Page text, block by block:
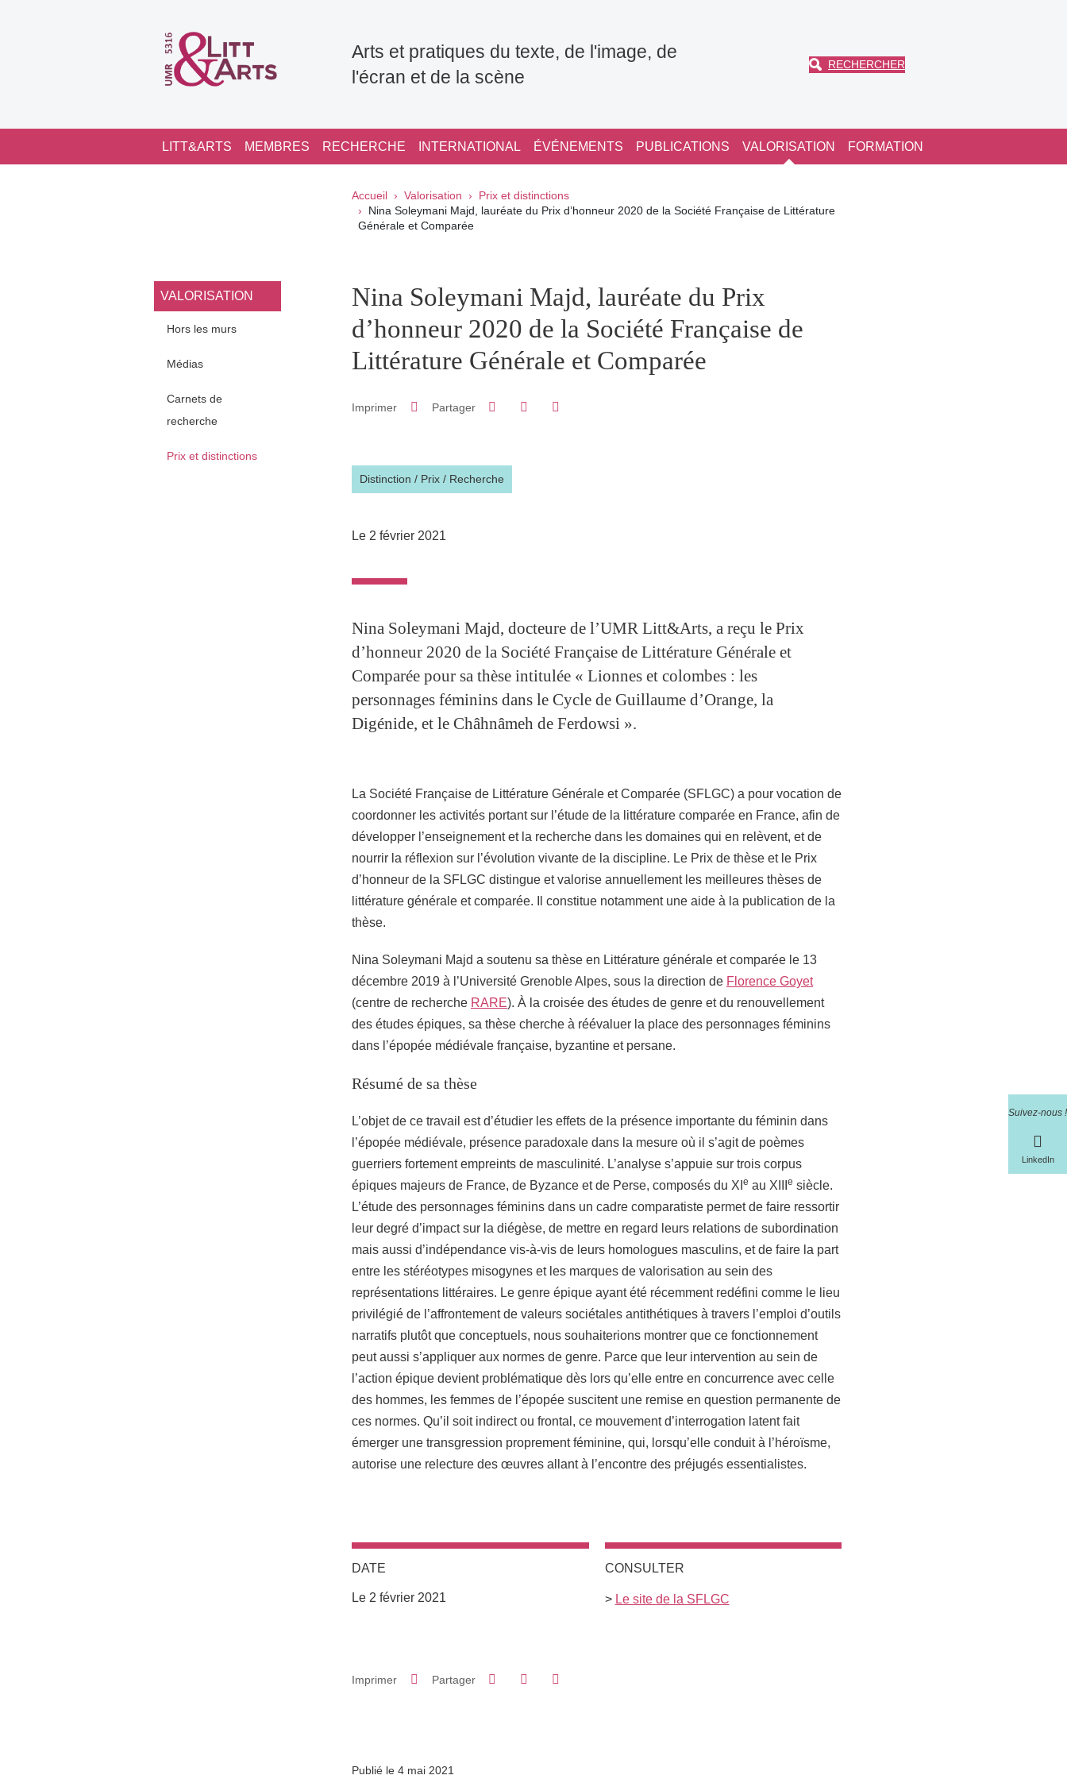
Suivez-nous !
LinkedIn
Arts et pratiques du texte, de l'image, de
l'écran et de la scène
RECHERCHER
Navigation principale
LITT&ARTS MEMBRES RECHERCHE INTERNATIONAL ÉVÉNEMENTS PUBLICATIONS VALORISATION FORMATION
Fil d'Ariane
Accueil Valorisation
Prix et distinctions
Nina Soleymani Majd, lauréate du Prix d’honneur 2020 de la Société Française de Littérature
Générale et Comparée
Navigation principale Sidebar
VALORISATION
Hors les murs
Médias
Carnets de
recherche
Prix et distinctions
Nina Soleymani Majd, lauréate du Prix
d’honneur 2020 de la Société Française de
Littérature Générale et Comparée
Imprimer Partager Partager sur Facebook
Partager sur LinkedIn
Distinction / Prix/ Recherche
Le 2 février 2021
Nina Soleymani Majd, docteure de l’UMR Litt&Arts, a reçu le Prix
d’honneur 2020 de la Société Française de Littérature Générale et
Comparée pour sa thèse intitulée « Lionnes et colombes : les
personnages féminins dans le Cycle de Guillaume d’Orange, la
Digénide, et le Châhnâmeh de Ferdowsi ».
La Société Française de Littérature Générale et Comparée (SFLGC) a pour vocation de
coordonner les activités portant sur l’étude de la littérature comparée en France, afin de
développer l’enseignement et la recherche dans les domaines qui en relèvent, et de
nourrir la réflexion sur l’évolution vivante de la discipline. Le Prix de thèse et le Prix
d’honneur de la SFLGC distingue et valorise annuellement les meilleures thèses de
littérature générale et comparée. Il constitue notamment une aide à la publication de la
thèse.
Nina Soleymani Majd a soutenu sa thèse en Littérature générale et comparée le 13
décembre 2019 à l’Université Grenoble Alpes, sous la direction de Florence Goyet
(centre de recherche RARE). À la croisée des études de genre et du renouvellement
des études épiques, sa thèse cherche à réévaluer la place des personnages féminins
dans l’épopée médiévale française, byzantine et persane.
Résumé de sa thèse
L’objet de ce travail est d’étudier les effets de la présence importante du féminin dans
l’épopée médiévale, présence paradoxale dans la mesure où il s’agit de poèmes
guerriers fortement empreints de masculinité. L’analyse s’appuie sur trois corpus
épiques majeurs de France, de Byzance et de Perse, composés du XI e au XIII e siècle.
L’étude des personnages féminins dans un cadre comparatiste permet de faire ressortir
leur degré d’impact sur la diégèse, de mettre en regard leurs relations de subordination
mais aussi d’indépendance vis-à-vis de leurs homologues masculins, et de faire la part
entre les stéréotypes misogynes et les marques de valorisation au sein des
représentations littéraires. Le genre épique ayant été récemment redéfini comme le lieu
privilégié de l’affrontement de valeurs sociétales antithétiques à travers l’emploi d’outils
narratifs plutôt que conceptuels, nous souhaiterions montrer que ce fonctionnement
peut aussi s’appliquer aux normes de genre. Parce que leur intervention au sein de
l’action épique devient problématique dès lors qu’elle entre en concurrence avec celle
des hommes, les femmes de l’épopée suscitent une remise en question permanente de
ces normes. Qu’il soit indirect ou frontal, ce mouvement d’interrogation latent fait
émerger une transgression proprement féminine, qui, lorsqu’elle conduit à l’héroïsme,
autorise une relecture des œuvres allant à l’encontre des préjugés essentialistes.
DATE
Le 2 février 2021
CONSULTER
> Le site de la SFLGC
Imprimer Partager Partager sur Facebook
Partager sur LinkedIn
Publié le 4 mai 2021